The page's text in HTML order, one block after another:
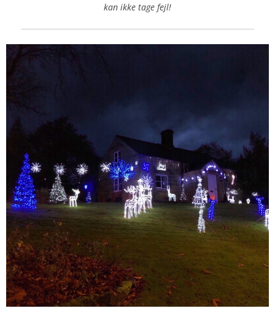
kan ikke tage fejl!